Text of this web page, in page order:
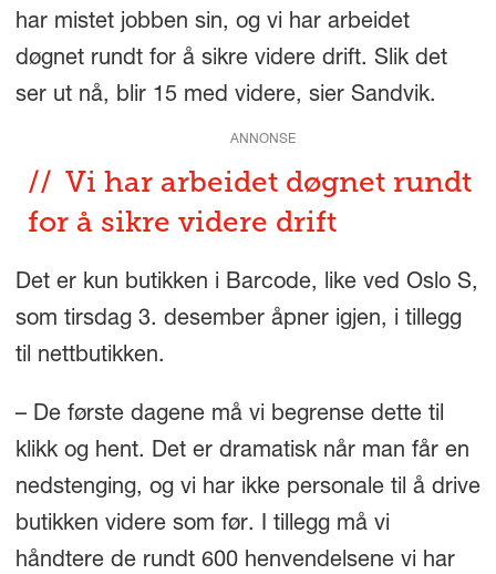
har mistet jobben sin, og vi har arbeidet
døgnet rundt for å sikre videre drift. Slik det
ser ut nå, blir 15 med videre, sier Sandvik.
ANNONSE
Vi har arbeidet døgnet rundt
for å sikre videre drift
Det er kun butikken i Barcode, like ved Oslo S,
som tirsdag 3. desember åpner igjen, i tillegg
til nettbutikken.
– De første dagene må vi begrense dette til
klikk og hent. Det er dramatisk når man får en
nedstenging, og vi har ikke personale til å drive
butikken videre som før. I tillegg må vi
håndtere de rundt 600 henvendelsene vi har